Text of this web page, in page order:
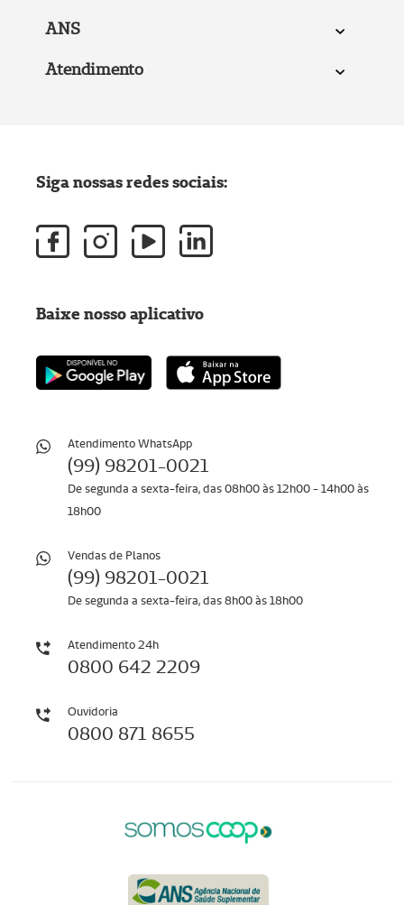
ANS
Atendimento
Atendimento WhatsApp
(99) 98201-0021
De segunda a sexta-feira, das 08h00 às 12h00 - 14h00 às
18h00
Vendas de Planos
(99) 98201-0021
De segunda a sexta-feira, das 8h00 às 18h00
Atendimento 24h
0800 642 2209
Ouvidoria
​​​​​​​0800 871 8655
Siga nossas redes sociais:
Baixe nosso aplicativo